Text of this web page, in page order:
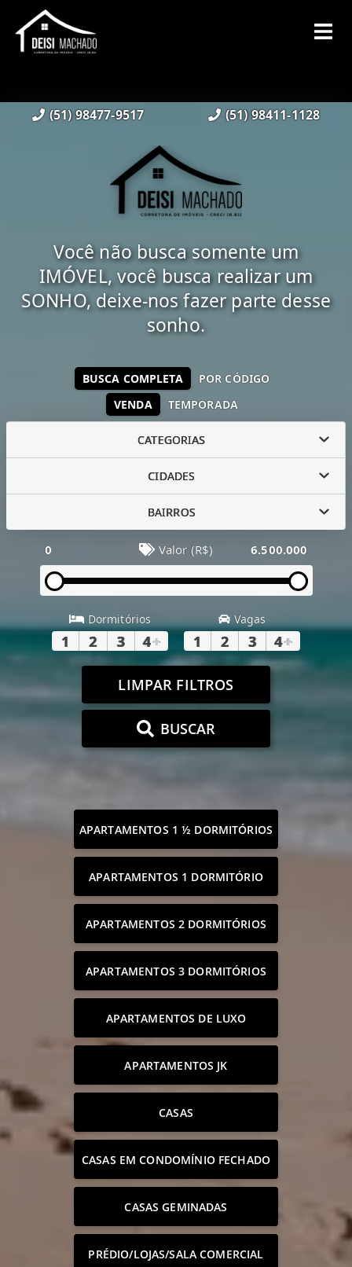
(51) 98477-9517 (51) 98411-1128
Você não busca somente um
IMÓVEL, você busca realizar um
SONHO, deixe-nos fazer parte desse
sonho.
VENDA TEMPORADA
BUSCA COMPLETA POR CÓDIGO
CATEGORIAS
CIDADES
BAIRROS
0 Valor (R$) 6.500.000
Dormitórios
1 2 3 4+
Vagas
1 2 3 4+
LIMPAR FILTROS
BUSCAR
APARTAMENTOS 1 ½ DORMITÓRIOS
APARTAMENTOS 1 DORMITÓRIO
APARTAMENTOS 2 DORMITÓRIOS
APARTAMENTOS 3 DORMITÓRIOS
APARTAMENTOS DE LUXO
APARTAMENTOS JK
CASAS
CASAS EM CONDOMÍNIO FECHADO
CASAS GEMINADAS
PRÉDIO/LOJAS/SALA COMERCIAL